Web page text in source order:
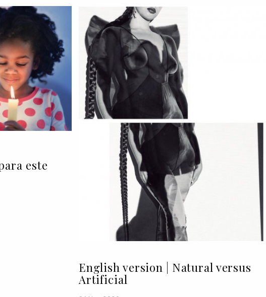
este
English version | Natural versus
Artificial